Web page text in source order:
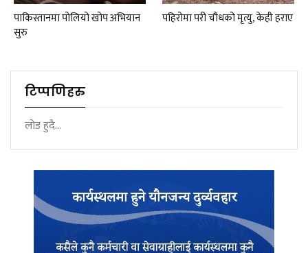
पाकिस्तानमा पोलियो खोप अभियान
सुरु
पहिरोमा परी चौधको मृत्यु, केही हराए
टिप्पणिहरु
लोड हुदै...